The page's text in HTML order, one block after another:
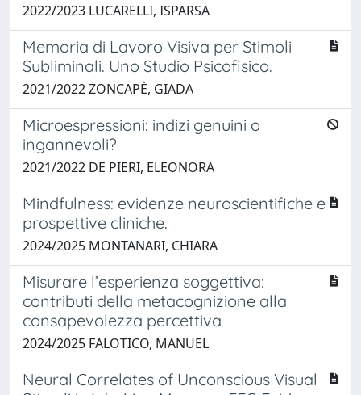
2022/2023 LUCARELLI, ISPARSA
Memoria di Lavoro Visiva per Stimoli
Subliminali. Uno Studio Psicofisico.
2021/2022 ZONCAPÈ, GIADA
Microespressioni: indizi genuini o
ingannevoli?
2021/2022 DE PIERI, ELEONORA
Mindfulness: evidenze neuroscientifiche e
prospettive cliniche.
2024/2025 MONTANARI, CHIARA
Misurare l’esperienza soggettiva:
contributi della metacognizione alla
consapevolezza percettiva
2024/2025 FALOTICO, MANUEL
Neural Correlates of Unconscious Visual